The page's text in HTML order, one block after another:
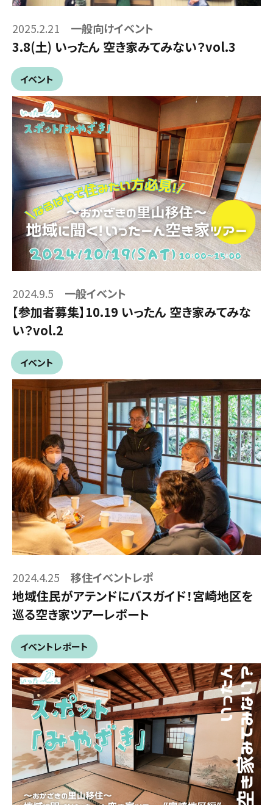
2025.2.21 一般向けイベント
3.8(土) いったん 空き家みてみない？vol.3
イベント
2024.9.5 一般イベント
【参加者募集】10.19 いったん 空き家みてみな
い？vol.2
イベント
2024.4.25 移住イベントレポ
地域住民がアテンドにバスガイド！宮崎地区を
巡る空き家ツアーレポート
イベントレポート